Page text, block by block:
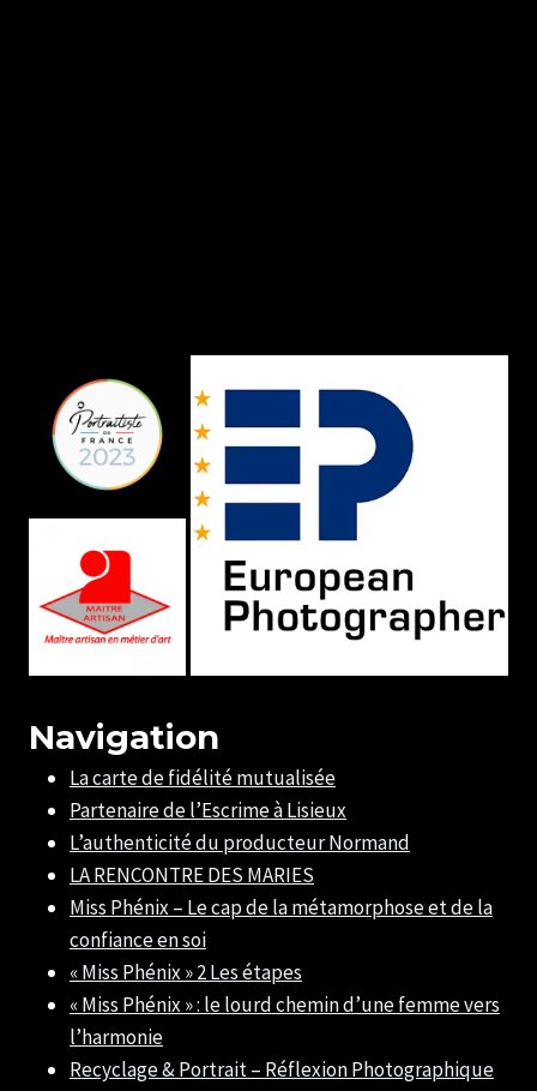
Navigation
La carte de fidélité mutualisée
Partenaire de l’Escrime à Lisieux
L’authenticité du producteur Normand
LA RENCONTRE DES MARIES
Miss Phénix – Le cap de la métamorphose et de la
confiance en soi
« Miss Phénix » 2 Les étapes
« Miss Phénix » : le lourd chemin d’une femme vers
l’harmonie
Recyclage & Portrait – Réflexion Photographique